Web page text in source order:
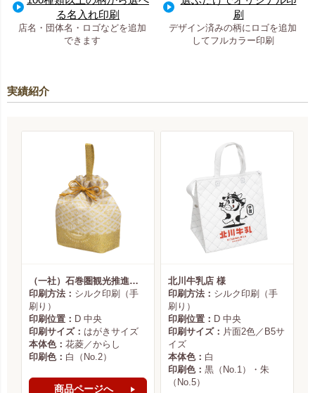
る名入れ印刷
店名・団体名・ロゴなどを追加
できます
刷
デザイン済みの柄にロゴを追加
してフルカラー印刷
実績紹介
（一社）石巻圏観光推進機構様
印刷方法： シルク印刷（手
刷り）
印刷位置： D 中央
印刷サイズ： はがきサイズ
本体色： 花菱／からし
印刷色： 白（No.2）
商品ページへ
北川牛乳店 様
印刷方法： シルク印刷（手
刷り）
印刷位置： D 中央
印刷サイズ： 片面2色／B5サ
イズ
本体色： 白
印刷色： 黒（No.1）・朱
（No.5）